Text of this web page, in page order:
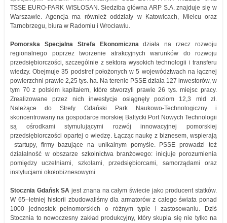
TSSE EURO-PARK WISŁOSAN. Siedziba główna ARP S.A. znajduje się w
Warszawie. Agencja ma również oddziały w Katowicach, Mielcu oraz
Tarnobrzegu, biura w Radomiu i Wrocławiu.
Pomorska Specjalna Strefa Ekonomicznadziała na rzecz rozwoju
regionalnego poprzez tworzenie atrakcyjnych warunków do rozwoju
przedsiębiorczości, szczególnie z sektora wysokich technologii i transferu
wiedzy. Obejmuje 35 podstref położonych w 5 województwach na łącznej
powierzchni prawie 2,25 tys. ha. Na terenie PSSE działa 127 inwestorów, w
tym 70 z polskim kapitałem, które stworzyli prawie 26 tys. miejsc pracy.
Zrealizowane przez nich inwestycje osiągnęły poziom 12,3 mld zł.
Należące do Strefy Gdański Park Naukowo-Technologiczny i
skoncentrowany na gospodarce morskiej Bałtycki Port Nowych Technologii
są ośrodkami stymulującymi rozwój innowacyjnej pomorskiej
przedsiębiorczości opartej o wiedzę. Łącząc naukę z biznesem, wspierają
startupy, firmy bazujące na unikalnym pomyśle. PSSE prowadzi też
działalność w obszarze szkolnictwa branżowego: inicjuje porozumienia
pomiędzy uczelniami, szkołami, przedsiębiorcami, samorządami oraz
instytucjami okołobiznesowymi
Stocznia Gdańsk SA jest znana na całym świecie jako producent statków.
W 65–letniej historii zbudowaliśmy dla armatorów z całego świata ponad
1000 jednostek pełnomorskich o różnym typie i zastosowaniu. Dziś
Stocznia to nowoczesny zakład produkcyjny, który skupia się nie tylko na